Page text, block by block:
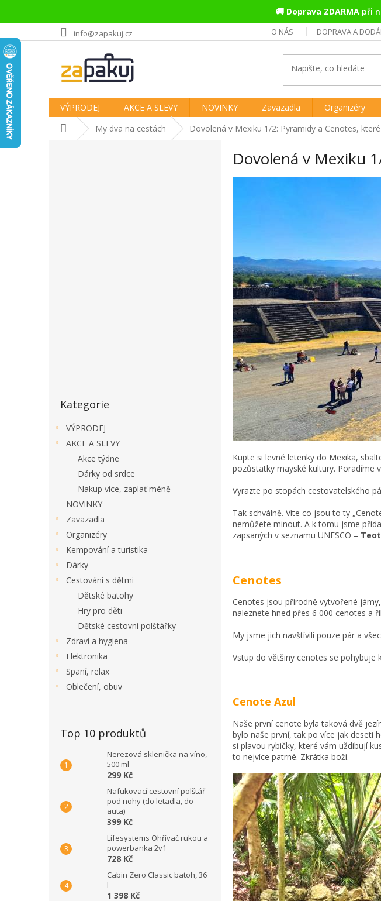
🚚 Doprava ZDARMApři
na
obsah
info@zapakuj.cz O NÁS DOPRAVA A
VÝPRODEJ AKCE A SLEVY NOVINKY Zavazadla Organizéry
Domů My dva na cestách Dovolená v Mexiku 1/2: Pyramidy a Cenotes,
kategorie
Kategorie
VÝPRODEJ
AKCE A SLEVY
Akce týdne
Dárky od srdce
Nakup více, zaplať méně
NOVINKY
Zavazadla
Organizéry
Kempování a turistika
Dárky
Cestování s dětmi
Dětské batohy
Hry pro děti
Dětské cestovní polštářky
Zdraví a hygiena
Elektronika
Spaní, relax
Oblečení, obuv
Top 10 produktů
Nerezová sklenička na víno,
500 ml
299 Kč
Nafukovací cestovní polštář
pod nohy (do letadla, do
auta)
399 Kč
Lifesystems Ohřívač rukou a
powerbanka 2v1
728 Kč
Cabin Zero Classic batoh, 36
l
1 398 Kč
Dovolená v Mexiku
Kupte si levné letenky do Mexika,
pozůstatky mayské kultury. Poradíme
Vyrazte po stopách cestovatelského
Tak schválně. Víte co jsou to ty
nemůžete minout. A k tomu jsme
zapsaných v seznamu UNESCO –
Cenotes
Cenotes jsou přírodně vytvořené
naleznete hned přes 6 000 cenotes a
My jsme jich navštívili pouze pár a
Vstup do většiny cenotes se pohybuje
Cenote Azul
Naše první cenote byla taková dvě
bylo naše první, tak po více jak deseti
si plavou rybičky, které vám uždibují
to nejvíce patrné. Zkrátka boží.